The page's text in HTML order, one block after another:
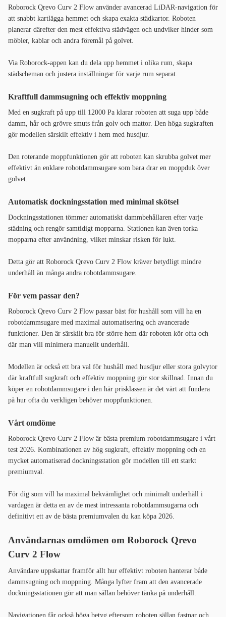
Roborock Qrevo Curv 2 Flow använder avancerad LiDAR-navigation för
att snabbt kartlägga hemmet och skapa exakta städkartor. Roboten
planerar därefter den mest effektiva städvägen och undviker hinder som
möbler, kablar och andra föremål på golvet.
Via Roborock-appen kan du dela upp hemmet i olika rum, skapa
städscheman och justera inställningar för varje rum separat.
Kraftfull dammsugning och effektiv moppning
Med en sugkraft på upp till 12000 Pa klarar roboten att suga upp både
damm, hår och grövre smuts från golv och mattor. Den höga sugkraften
gör modellen särskilt effektiv i hem med husdjur.
Den roterande moppfunktionen gör att roboten kan skrubba golvet mer
effektivt än enklare robotdammsugare som bara drar en moppduk över
golvet.
Automatisk dockningsstation med minimal skötsel
Dockningsstationen tömmer automatiskt dammbehållaren efter varje
städning och rengör samtidigt mopparna. Stationen kan även torka
mopparna efter användning, vilket minskar risken för lukt.
Detta gör att Roborock Qrevo Curv 2 Flow kräver betydligt mindre
underhåll än många andra robotdammsugare.
För vem passar den?
Roborock Qrevo Curv 2 Flow passar bäst för hushåll som vill ha en
robotdammsugare med maximal automatisering och avancerade
funktioner. Den är särskilt bra för större hem där roboten kör ofta och
där man vill minimera manuellt underhåll.
Modellen är också ett bra val för hushåll med husdjur eller stora golvytor
där kraftfull sugkraft och effektiv moppning gör stor skillnad. Innan du
köper en robotdammsugare i den här prisklassen är det värt att fundera
på hur ofta du verkligen behöver moppfunktionen.
Vårt omdöme
Roborock Qrevo Curv 2 Flow är bästa premium robotdammsugare i vårt
test 2026. Kombinationen av hög sugkraft, effektiv moppning och en
mycket automatiserad dockningsstation gör modellen till ett starkt
premiumval.
För dig som vill ha maximal bekvämlighet och minimalt underhåll i
vardagen är detta en av de mest intressanta robotdammsugarna och
definitivt ett av de bästa premiumvalen du kan köpa 2026.
Användarnas omdömen om Roborock Qrevo
Curv 2 Flow
Användare uppskattar framför allt hur effektivt roboten hanterar både
dammsugning och moppning. Många lyfter fram att den avancerade
dockningsstationen gör att man sällan behöver tänka på underhåll.
Navigationen får också höga betyg eftersom roboten sällan fastnar och